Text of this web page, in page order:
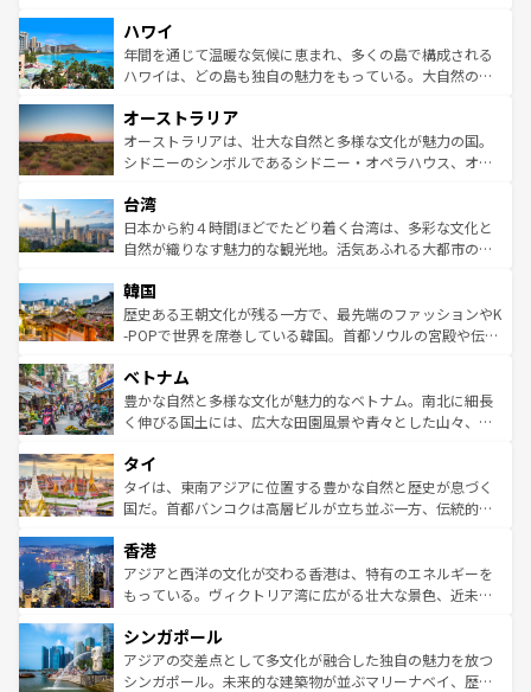
ば市内交通費無料で観光を楽しむこともできる。 なお、新
着のスイス情報はコンテンツ一覧 を参照してほしい。
のような巨大都市は、観光、ショッピング、エンターテイ
ンメントが詰まった刺激的なスポットだ。一方、アメリカ
西部には大自然が広がり、グランドキャニオンやイエロー
部のニューオーリンズでは、音楽と美食が融合した独特の
文化が魅力。旅行者はアメリカの各地域で異なる魅力を楽
しみながら、その多様性と豊かな歴史を感じることができ
ならではの贅沢な旅のスタイルだ。 なお、新着のアメリカ
情報はコンテンツ一覧を参照してほしい。
ハワイ
年間を通じて温暖な気候に恵まれ、多くの島で構成される
ハワイは、どの島も独自の魅力をもっている。大自然の神
ワイ島は見逃せない。また、定番の観光地といえばオアフ
島だが、静かな自然を求めるならマウイ島やカウアイ島が
おすすめ。エメラルドグリーンに輝く海をはじめ、豊かな
れるおもてなしの心で訪れる人々を迎えてくれるハワイの
人々、おいしいローカルフードやハワイアンミュージッ
ク、伝統的なフラダンスなど、すべてがハワイの魅力を彩
ワイを、存分に味わってほしい。 なお、新着のハワイ情報
はコンテンツ一覧を参照してほしい。
オーストラリア
オーストラリアは、壮大な自然と多様な文化が魅力の国。
シドニーのシンボルであるシドニー・オペラハウス、オー
リアリーフや大陸中央部にそびえるウルル（エアーズロッ
ク）、タスマニアの美しい原生林やケアンズの熱帯雨林な
ど、見どころがたくさん。また、カフェやワイン、オージ
いる。アクティビティも充実しており、サーフィンやダイ
ビング、ハイキングなど、アウトドア好きにはたまらな
い。オーストラリアの多彩な魅力を存分に味わいつくそ
参照してほしい。
台湾
日本から約４時間ほどでたどり着く台湾は、多彩な文化と
自然が織りなす魅力的な観光地。活気あふれる大都市の台
ン）、静ひつな山岳地帯である台湾東部など、都市の喧騒
と山間の静けさが共存しており、訪れる人に新しい発見と
驚きをもたらしてくれる。また、奥深い台湾の食文化も魅
容にもいいと評判のスイーツなど、バラエティ豊かな料理
が味わえる。 なお、新着の台湾情報は コンテンツ一覧を参
照してほしい。
韓国
歴史ある王朝文化が残る一方で、最先端のファッションやK
-POPで世界を席巻している韓国。首都ソウルの宮殿や伝統
き、地方に足を延ばせば四季折々の自然美を楽しむことが
できる。そして、キムチや焼肉、絶品のストリートフード
まで、さまざまな韓国料理が待っている。夜には、韓国な
リティに包まれながら、韓国の多彩な魅力を心ゆくまで味
わってみてほしい。 なお、新着の韓国情報はコンテンツ一
覧を参照してほしい。
ベトナム
豊かな自然と多様な文化が魅力的なベトナム。南北に細長
く伸びる国土には、広大な田園風景や青々とした山々、世
急速な発展と共に伝統が息づく。ハノイの古い町並みやホ
ーチミン市のフランス統治時代の建物も、独特の雰囲気を
醸し出している。また、バラエティの豊かさとおいしさで
とつ。フォーやバインミー、ベトナムコーヒーなどは、ぜ
ひ現地で味わいたい。どの地域を訪れてもあたたかい人々
が旅行者を迎えてくれるので、きっと忘れられない旅にな
参照してほしい。
タイ
タイは、東南アジアに位置する豊かな自然と歴史が息づく
国だ。首都バンコクは高層ビルが立ち並ぶ一方、伝統的な
の活気が交差している。北部ではチェンマイなどの山岳地
帯で自然と触れ合い、南部ではプーケットやクラビの美し
いビーチでリゾート気分を楽しむことができる。タイ料理
激する。気候は一年中温暖で、どの季節にも異なる楽しみ
が待っている。親しみやすいタイの人々、仏教を中心とし
た文化、そして多様な観光資源が、訪れる旅人を魅了し続
香港
アジアと西洋の文化が交わる香港は、特有のエネルギーを
もっている。ヴィクトリア湾に広がる壮大な景色、近未来
み、どこを訪れても感動するはず。観光スポットが密集し
ており、効率よく見どころを回れるのも魅力。息をのむよ
うな絶景から文化的な体験まで、香港を存分に楽しみ尽く
シンガポール
アジアの交差点として多文化が融合した独自の魅力を放つ
シンガポール。未来的な建築物が並ぶマリーナベイ、歴史